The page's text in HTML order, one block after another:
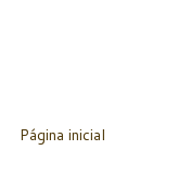
Página inicial